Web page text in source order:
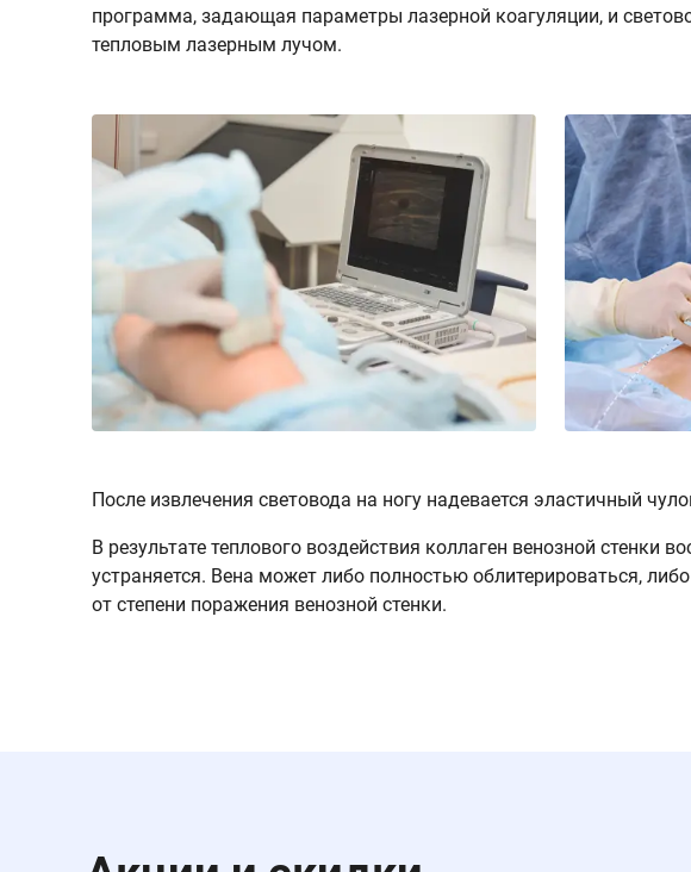
программа, задающая параметры лазерной коагуляции, и
тепловым лазерным лучом.
После извлечения световода на ногу надевается эластичный
В результате теплового воздействия коллаген венозной стенки
устраняется. Вена может либо полностью облитерироваться,
от степени поражения венозной стенки.